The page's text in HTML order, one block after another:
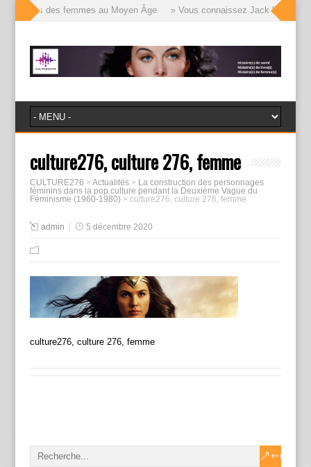
visages des femmes au Moyen Âge » Vous connaissez Jack
culture276, culture 276, femme
CULTURE276 >Actualités> La construction des personnages
féminins dans la pop culture pendant la Deuxième Vague du
Féminisme (1960-1980) > culture276, culture 276, femme
admin 5 décembre 2020
culture276, culture 276, femme